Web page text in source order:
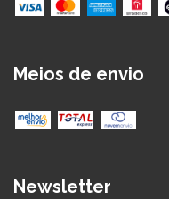
Meios de envio
Newsletter